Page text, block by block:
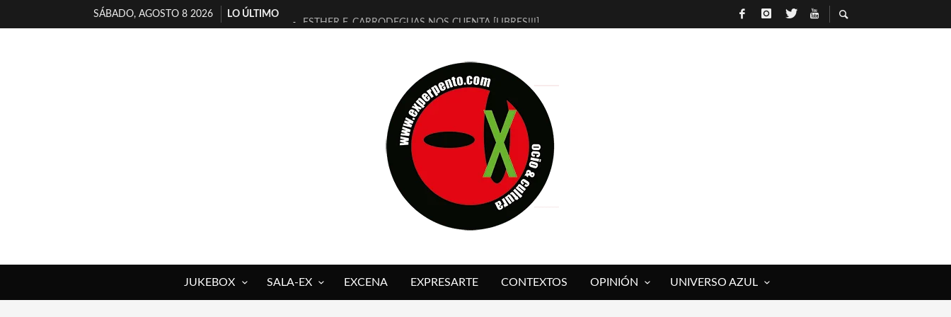
SÁBADO, AGOSTO 8 2026
LO ÚLTIMO
ESTHER F. CARRODEGUAS NOS CUENTA [LIBRES!!!]
[ELECTRA JONDA] DE JUAN GUERRERO ZAMORA
TIMBRE 4, LA ESCUELA DEL DIRECTOR TEATRAL CLAUDIO TOLCACHIR
30 AÑOS (NO ES NADA) DE LA KATARSIS DEL TOMATAZO
MILITARES JUDÍAS EN #EXVITA
D’BALDOMEROS REINVENTAN [BITÁCORA 3.0] EN EXVITA
MARSHALL FLASH PRESENTA EN EXVITA [RELATIVA SENCILLEZ]
JOFRE BARDAGÍ EN EXVITA INTERPRETANDO A SERRAT
JUKEBOX SALA-EX EXCENA EXPRESARTE CONTEXTOS OPINIÓN UNIVERSO AZUL